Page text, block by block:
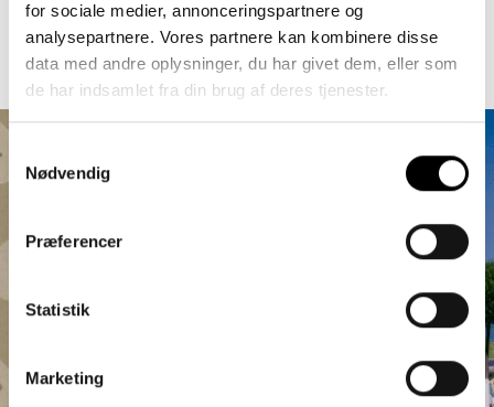
for sociale medier, annonceringspartnere og
analysepartnere. Vores partnere kan kombinere disse
data med andre oplysninger, du har givet dem, eller som
de har indsamlet fra din brug af deres tjenester.
Nødvendig
Præferencer
Statistik
Marketing